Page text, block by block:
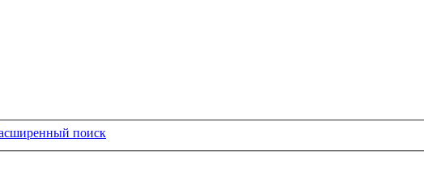
поиск